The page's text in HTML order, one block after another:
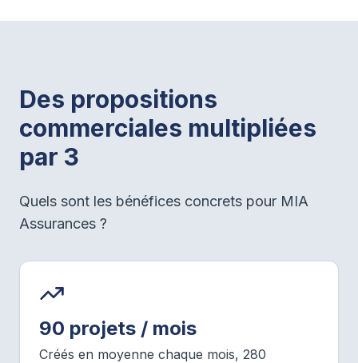
Des propositions
commerciales multipliées
par 3
Quels sont les bénéfices concrets pour MIA
Assurances ?
90 projets / mois
Créés en moyenne chaque mois, 280